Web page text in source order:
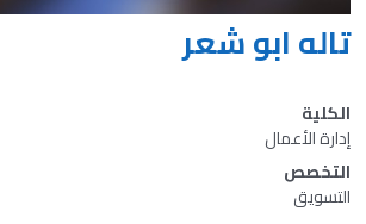
تاله ابو شعر
الكلية
إدارة الأعمال
التخصص
التسويق